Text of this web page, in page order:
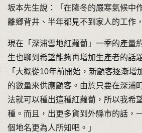
坂本先生說：「在隆冬的嚴寒氣候中
離鄉背井、半年都見不到家人的工作
現在「深浦雪地紅蘿蔔」一季的產量
生也聊到希望能夠再增加生產者的話
「大概從10年前開始，新顧客逐漸增
的數量來供應顧客。由於只要在深浦
法就可以種出這種紅蘿蔔，所以我希
種。而且，出更多貨到外縣市的話，
個地名更為人所知吧。」